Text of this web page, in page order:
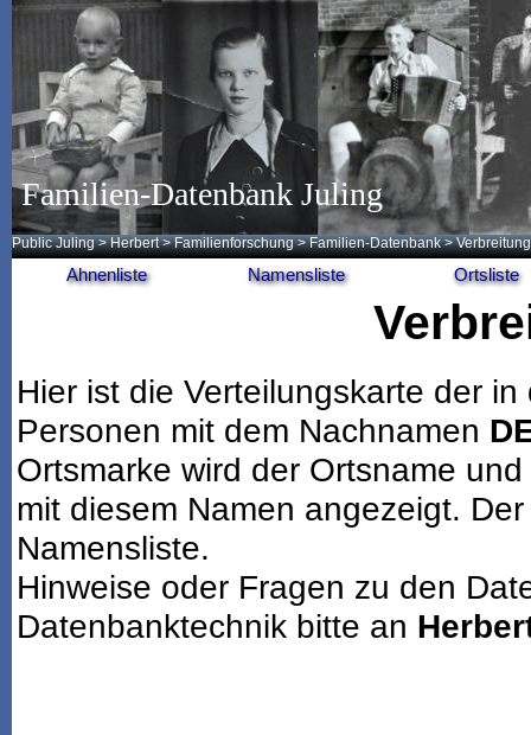
Familien-Datenbank Juling
Public Juling >Herbert >Familienforschung >Familien-Datenbank >
Ahnenliste Namensliste Ortsliste
Hier ist die Verteilungskarte der
Personen mit dem Nachnamen
Ortsmarke wird der Ortsname
mit diesem Namen angezeigt.
Namensliste.
Hinweise oder Fragen zu den
Datenbanktechnik bitte an